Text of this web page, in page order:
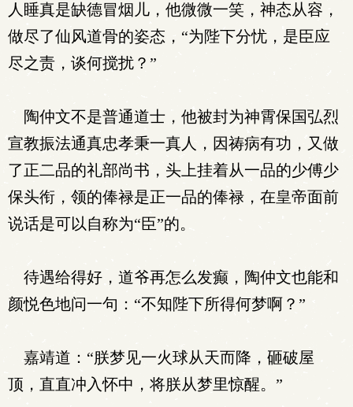
人睡真是缺德冒烟儿，他微微一笑，神态从容，
做尽了仙风道骨的姿态，“为陛下分忧，是臣应
尽之责，谈何搅扰？”
陶仲文不是普通道士，他被封为神霄保国弘烈
宣教振法通真忠孝秉一真人，因祷病有功，又做
了正二品的礼部尚书，头上挂着从一品的少傅少
保头衔，领的俸禄是正一品的俸禄，在皇帝面前
说话是可以自称为“臣”的。
待遇给得好，道爷再怎么发癫，陶仲文也能和
颜悦色地问一句：“不知陛下所得何梦啊？”
嘉靖道：“朕梦见一火球从天而降，砸破屋
顶，直直冲入怀中，将朕从梦里惊醒。”